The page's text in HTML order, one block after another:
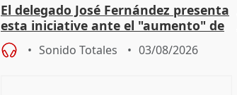
El delegado José Fernández presenta
esta iniciative ante el "aumento" de
personas sin hogar en Madri
Sonido Totales 03/08/2026